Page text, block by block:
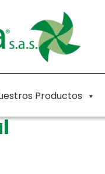
Productos